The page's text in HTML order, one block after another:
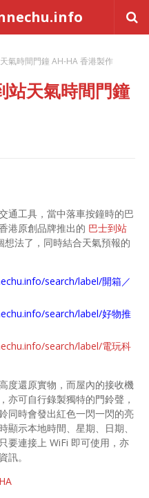
氣時間門鐘 AH-HA 香港製作
站天氣時間門鐘
通工具，當中落車按鐘時的巴
港原創品牌推出的 巴士到站
想法了，同時結合天氣預報的
search/label/開箱／
search/label/好物推
search/label/電玩科
度還原實物，而屋內的接收機
亦可自行錄製獨特的門鈴聲，
同時會發出紅色一閃一閃的亮
示本地時間、星期、日期、
要連接上 WiFi 即可使用，亦
訊。